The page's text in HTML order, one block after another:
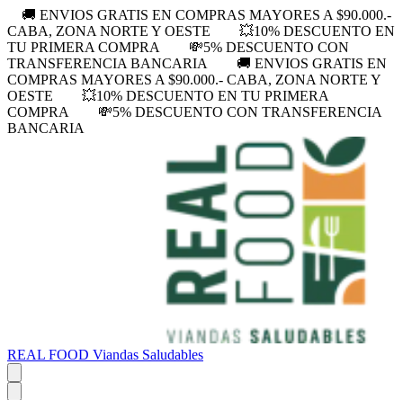
🚚 ENVIOS GRATIS EN COMPRAS MAYORES A $90.000.-
CABA, ZONA NORTE Y OESTE
💥10% DESCUENTO EN
TU PRIMERA COMPRA
💸5% DESCUENTO CON
TRANSFERENCIA BANCARIA
🚚 ENVIOS GRATIS EN
COMPRAS MAYORES A $90.000.- CABA, ZONA NORTE Y
OESTE
💥10% DESCUENTO EN TU PRIMERA
COMPRA
💸5% DESCUENTO CON TRANSFERENCIA
BANCARIA
REAL FOOD Viandas Saludables